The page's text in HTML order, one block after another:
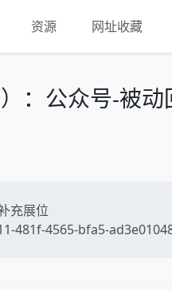
资源 网址收藏
：公众号-被动
充展位
481f-4565-bfa5-